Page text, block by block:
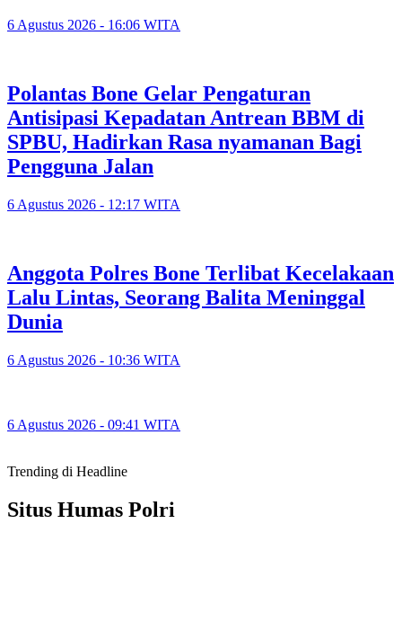
6 Agustus 2026 - 16:06 WITA
Polantas Bone Gelar Pengaturan
Antisipasi Kepadatan Antrean BBM di
SPBU, Hadirkan Rasa nyamanan Bagi
Pengguna Jalan
6 Agustus 2026 - 12:17 WITA
Anggota Polres Bone Terlibat Kecelakaan
Lalu Lintas, Seorang Balita Meninggal
Dunia
6 Agustus 2026 - 10:36 WITA
6 Agustus 2026 - 09:41 WITA
Trending di Headline
Situs Humas Polri